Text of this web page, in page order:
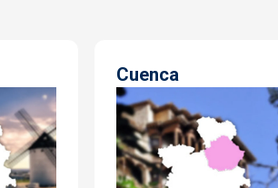
Cuenca